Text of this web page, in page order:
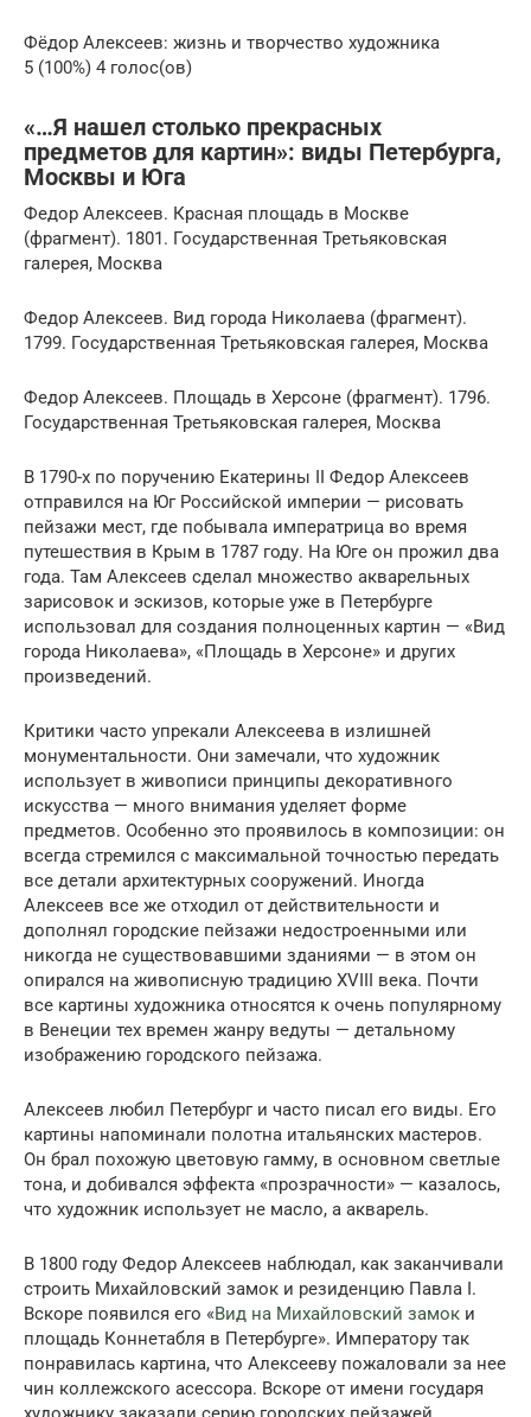
Фёдор Алексеев: жизнь и творчество художника
5 (100%) 4 голос(ов)
«…Я нашел столько прекрасных
предметов для картин»: виды Петербурга,
Москвы и Юга
Федор Алексеев. Красная площадь в Москве
(фрагмент). 1801. Государственная Третьяковская
галерея, Москва
Федор Алексеев. Вид города Николаева (фрагмент).
1799. Государственная Третьяковская галерея, Москва
Федор Алексеев. Площадь в Херсоне (фрагмент). 1796.
Государственная Третьяковская галерея, Москва
В 1790-х по поручению Екатерины II Федор Алексеев
отправился на Юг Российской империи — рисовать
пейзажи мест, где побывала императрица во время
путешествия в Крым в 1787 году. На Юге он прожил два
года. Там Алексеев сделал множество акварельных
зарисовок и эскизов, которые уже в Петербурге
использовал для создания полноценных картин — «Вид
города Николаева», «Площадь в Херсоне» и других
произведений.
Критики часто упрекали Алексеева в излишней
монументальности. Они замечали, что художник
использует в живописи принципы декоративного
искусства — много внимания уделяет форме
предметов. Особенно это проявилось в композиции: он
всегда стремился с максимальной точностью передать
все детали архитектурных сооружений. Иногда
Алексеев все же отходил от действительности и
дополнял городские пейзажи недостроенными или
никогда не существовавшими зданиями — в этом он
опирался на живописную традицию XVIII века. Почти
все картины художника относятся к очень популярному
в Венеции тех времен жанру ведуты — детальному
изображению городского пейзажа.
Алексеев любил Петербург и часто писал его виды. Его
картины напоминали полотна итальянских мастеров.
Он брал похожую цветовую гамму, в основном светлые
тона, и добивался эффекта «прозрачности» — казалось,
что художник использует не масло, а акварель.
В 1800 году Федор Алексеев наблюдал, как заканчивали
строить Михайловский замок и резиденцию Павла I.
Вскоре появился его «Вид на Михайловский замок и
площадь Коннетабля в Петербурге». Императору так
понравилась картина, что Алексееву пожаловали за нее
чин коллежского асессора. Вскоре от имени государя